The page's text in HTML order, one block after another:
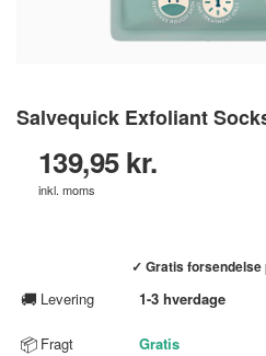
Salvequick Exfoliant
139,95 kr.
inkl. moms
✓ Gratis forsendelse
🚚 Levering 1-3 hverdage
📦 Fragt Gratis